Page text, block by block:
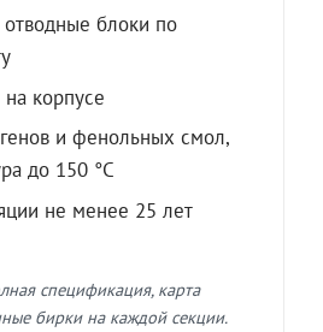
блоки по
корпусе
и фенольных смол,
до 150 °C
не менее 25 лет
спецификация, карта
бирки на каждой секции.